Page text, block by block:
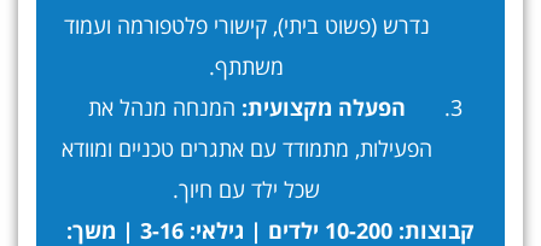
נדרש (פשוט ביתי), קישורי פלטפורמה ועמוד
משתתף.
הפעלה מקצועית: המנחה מנהל את
הפעילות, מתמודד עם אתגרים טכניים ומוודא
שכל ילד עם חיוך.
קבוצות: 10-200 ילדים | גילאי: 3-16 | משך: